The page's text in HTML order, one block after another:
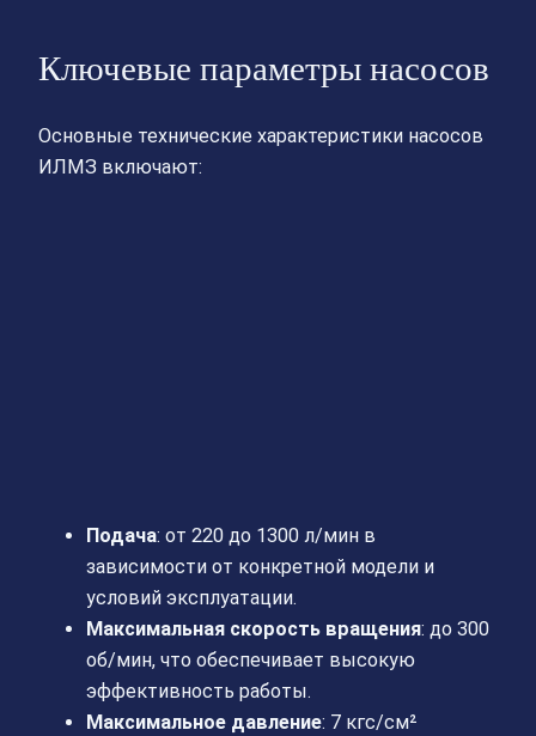
Ключевые параметры насосов
Основные технические характеристики насосов
ИЛМЗ включают:
Подача: от 220 до 1300 л/мин в
зависимости от конкретной модели и
условий эксплуатации.
Максимальная скорость вращения: до 300
об/мин, что обеспечивает высокую
эффективность работы.
Максимальное давление: 7 кгс/см²